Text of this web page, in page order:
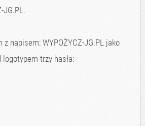
JG.PL.
napisem: WYPOŻYCZ-JG.PL jako
logotypem trzy hasła: